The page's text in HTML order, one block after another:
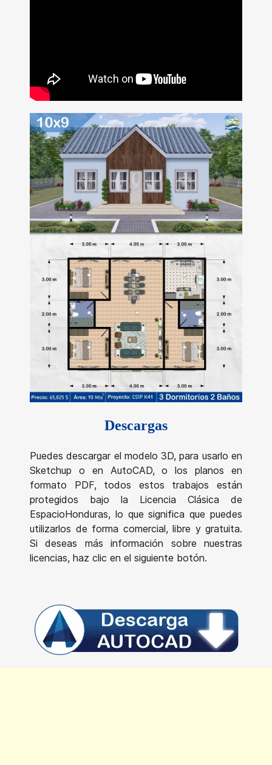
Descargas
Puedes descargar el modelo 3D, para usarlo en
Sketchup o en AutoCAD, o los planos en
formato PDF, todos estos trabajos están
protegidos bajo la Licencia Clásica de
EspacioHonduras, lo que significa que puedes
utilizarlos de forma comercial, libre y gratuita.
Si deseas más información sobre nuestras
licencias, haz clic en el siguiente botón.